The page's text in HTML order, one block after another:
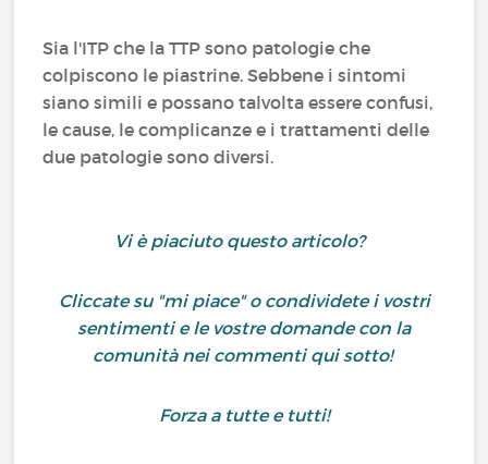
Sia l'ITP che la TTP sono patologie che
colpiscono le piastrine. Sebbene i sintomi
siano simili e possano talvolta essere confusi,
le cause, le complicanze e i trattamenti delle
due patologie sono diversi.
Vi è piaciuto questo articolo?
Cliccate su "mi piace" o condividete i vostri
sentimenti e le vostre domande con la
comunità nei commenti qui sotto!
Forza a tutte e tutti!